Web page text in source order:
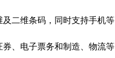
二维条码，同时支持手机等
、电子票务和制造、物流等